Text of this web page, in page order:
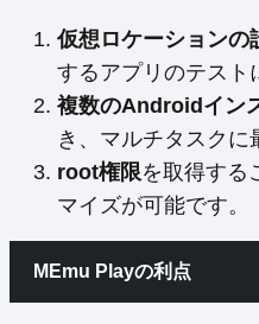
仮想ロケーションの
するアプリのテスト
複数のAndroidイン
き、マルチタスクに
root権限を取得する
マイズが可能です。
MEmu Playの利点